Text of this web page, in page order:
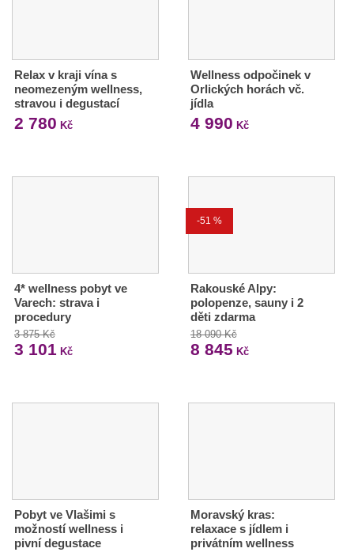
Relax v kraji vína s
neomezeným wellness,
stravou i degustací
2 780 Kč
Wellness odpočinek v
Orlických horách vč.
jídla
4 990 Kč
4* wellness pobyt ve
Varech: strava i
procedury
3 875 Kč
3 101 Kč
-51 %
Rakouské Alpy:
polopenze, sauny i 2
děti zdarma
18 090 Kč
8 845 Kč
Pobyt ve Vlašimi s
možností wellness i
pivní degustace
Moravský kras:
relaxace s jídlem i
privátním wellness